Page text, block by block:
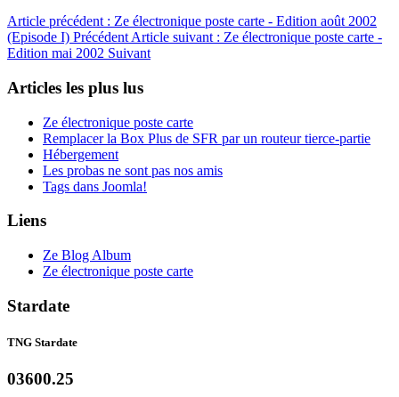
Article précédent : Ze électronique poste carte - Edition août 2002
(Episode I) Précédent Article suivant : Ze électronique poste carte -
Edition mai 2002 Suivant
Articles les plus lus
Ze électronique poste carte
Remplacer la Box Plus de SFR par un routeur tierce-partie
Hébergement
Les probas ne sont pas nos amis
Tags dans Joomla!
Liens
Ze Blog Album
Ze électronique poste carte
Stardate
TNG Stardate
03600.25